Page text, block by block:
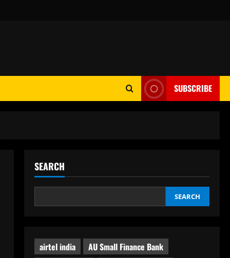
SUBSCRIBE
SEARCH
SEARCH
airtel india
AU Small Finance Bank